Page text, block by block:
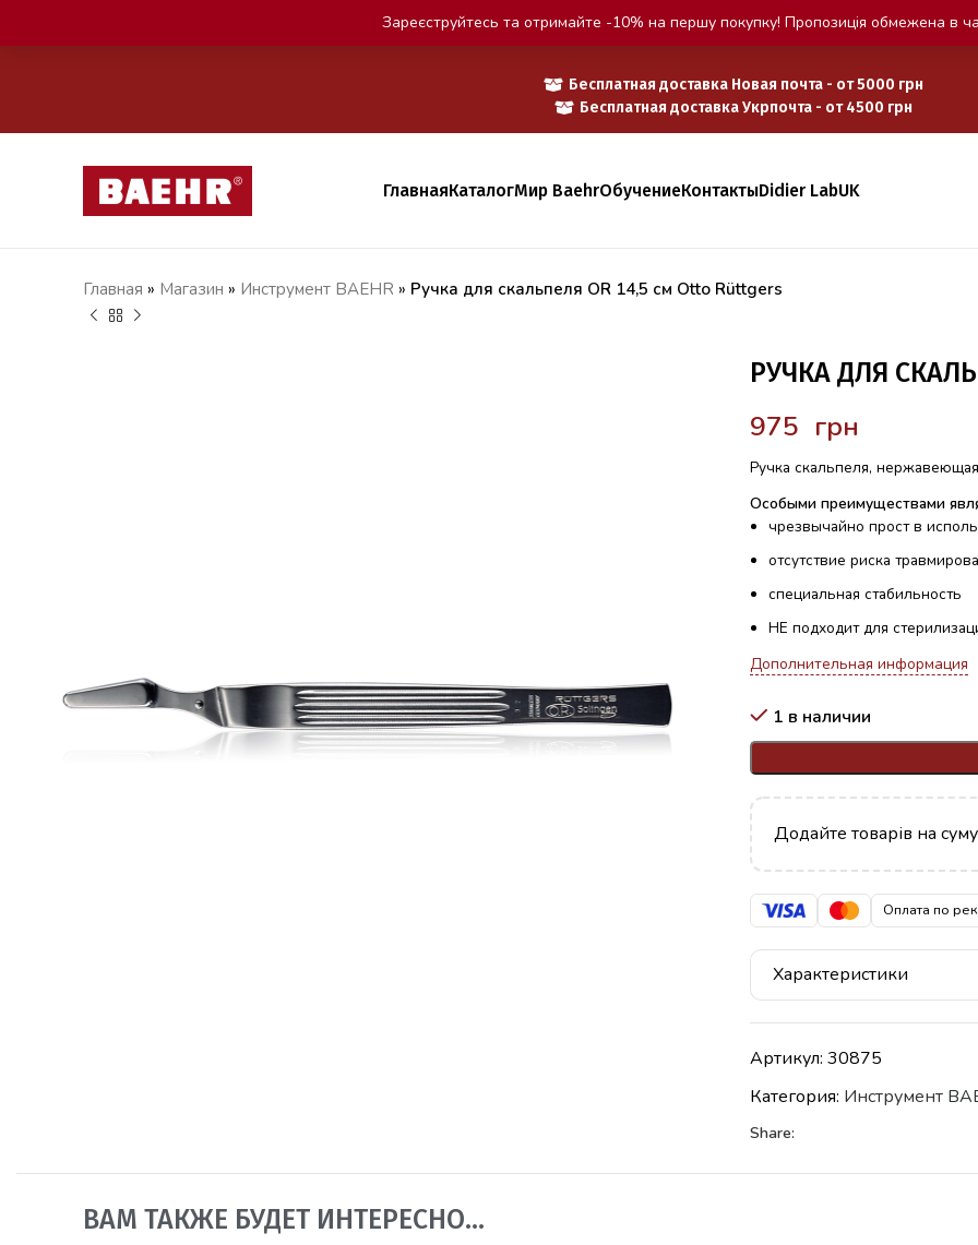
Бесплатная доставка Новая почта - от 5000 грн
Бесплатная доставка Укрпочта - от 4500 грн
ГлавнаяКаталогМир BaehrОбучениеКонтактыDidier LabUK
Главная » Магазин » Инструмент BAEHR » Ручка для скальпеля OR 14,5 см Otto Rüttgers
РУЧКА ДЛЯ
грн
Ручка скальпеля,
Особыми преимуществами
чрезвычайно прост в
отсутствие риска
специальная стабильность
НЕ подходит для
Дополнительная информация
1 в наличии
Додайте товарів на
Оплата по
Характеристики
Артикул: 30875
Категория: Инструмент
Share:
ВАМ ТАКЖЕ БУДЕТ ИНТЕРЕСНО…
Зареєструйтесь та отримайте -10% на першу покупку! Пропозиція обмежена в